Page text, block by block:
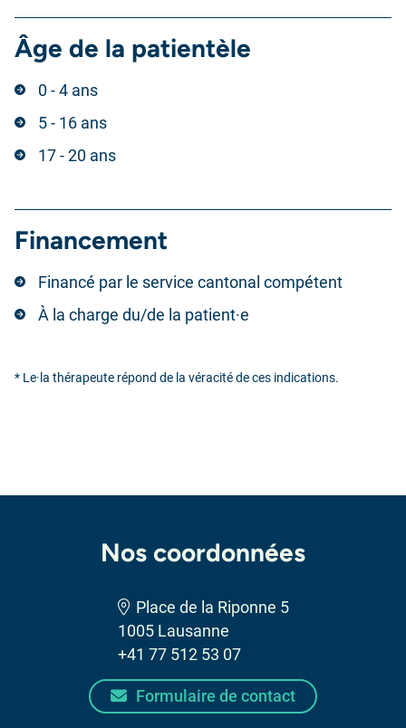
Âge de la patientèle
0 - 4 ans
5 - 16 ans
17 - 20 ans
Financement
Financé par le service cantonal compétent
À la charge du/de la patient·e
* Le·la thérapeute répond de la véracité de ces indications.
Nos coordonnées
Place de la Riponne 5
1005 Lausanne
+41 77 512 53 07
Formulaire de contact